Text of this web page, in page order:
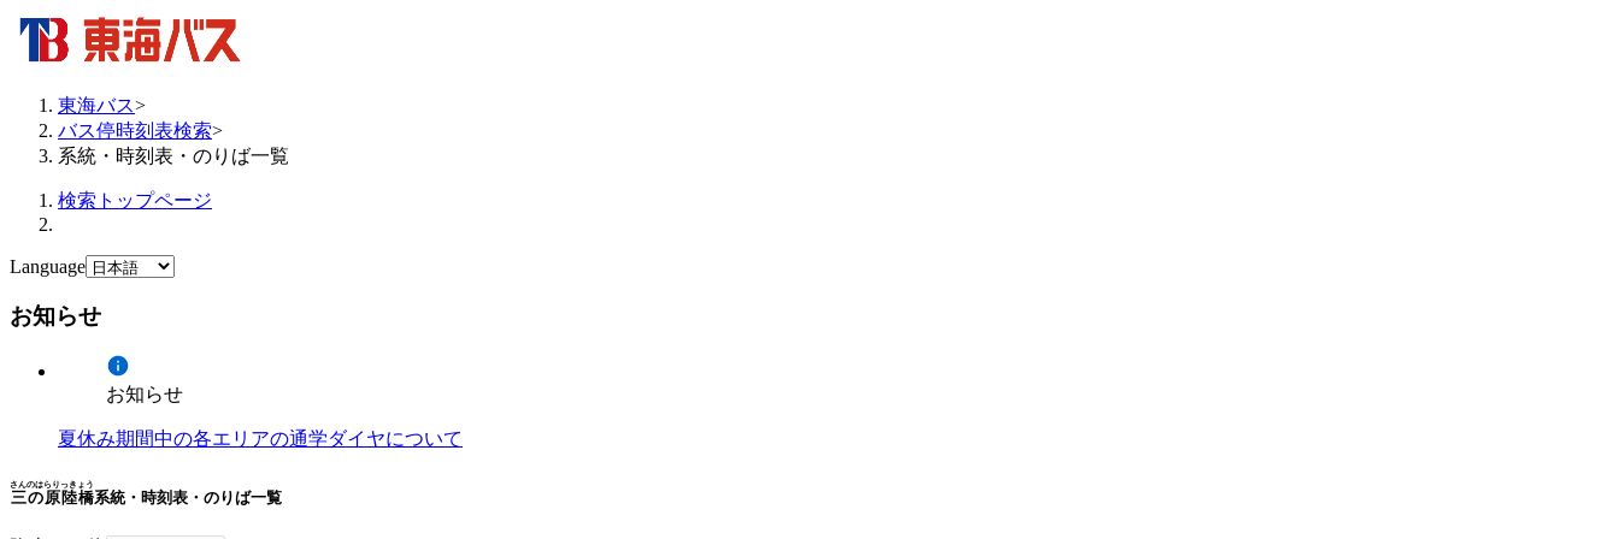
東海バス>
バス停時刻表検索>
系統・時刻表・のりば一覧
検索トップページ
Language
お知らせ
お知らせ
夏休み期間中の各エリアの通学ダイヤについて
三の原陸橋
さんのはらりっきょう
系統・時刻表・のりば一覧